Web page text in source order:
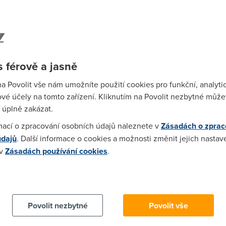
tak to jsme všichni v čudu :D Na faktuře mi přijde
(300 m od ústředny). FUP-zpomalení, tak to je fofr, to jsou
Nabídli mi stejně rychlý net, bez paušálu za
síťě jsou v poho, pevnou a internet ať radši přenechaj
čekat na operátora 30 min je docela hnus (po 30 min mi to
nedočkal 2x za sebou.... Takže ani nemohu posoudit, zda jsou
s tebou asi bude těžká domluva....
férově a jasně
Povolit vše nám umožníte použití cookies pro funkční,
účely na tomto zařízení. Kliknutím na Povolit nezbytné
zakázat.
o zpracování osobních údajů naleznete vZásadách o
. Další informace o cookies a možnosti změnit jejich
Zásadách používání cookies.
Povolit nezbytné
Povolit vše